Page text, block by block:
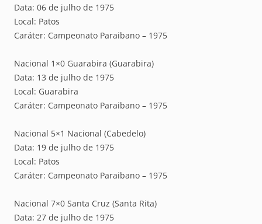
Data: 06 de julho de 1975
Local: Patos
Caráter: Campeonato Paraibano – 1975
Nacional 1×0 Guarabira (Guarabira)
Data: 13 de julho de 1975
Local: Guarabira
Caráter: Campeonato Paraibano – 1975
Nacional 5×1 Nacional (Cabedelo)
Data: 19 de julho de 1975
Local: Patos
Caráter: Campeonato Paraibano – 1975
Nacional 7×0 Santa Cruz (Santa Rita)
Data: 27 de julho de 1975